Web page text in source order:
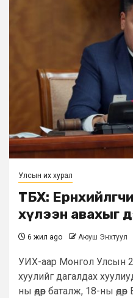
Улсын их хурал
ТБХ:
хүлээн авахыг
6 жил ago Аюуш Энхтуул
УИХ-аар Монгол Улсын
хуулийг дагалдах
ны өдөр баталж, 18-ны